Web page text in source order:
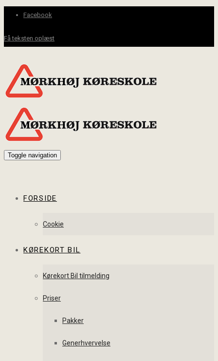
Facebook
Få teksten oplæst
Toggle navigation
FORSIDE
Cookie
KØREKORT BIL
Kørekort Bil tilmelding
Priser
Pakker
Generhvervelse